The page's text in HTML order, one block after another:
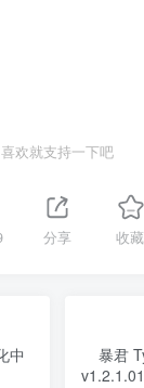
喜欢就支持一下吧
分享 收藏
中
暴君